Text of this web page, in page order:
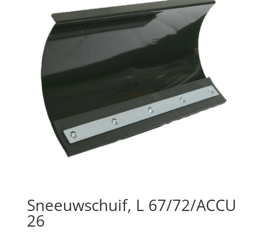
Sneeuwschuif, L 67/72/ACCU
26